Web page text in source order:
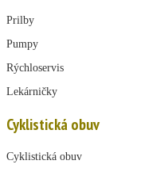
Prilby
Pumpy
Rýchloservis
Lekárničky
Cyklistická obuv
Cyklistická obuv